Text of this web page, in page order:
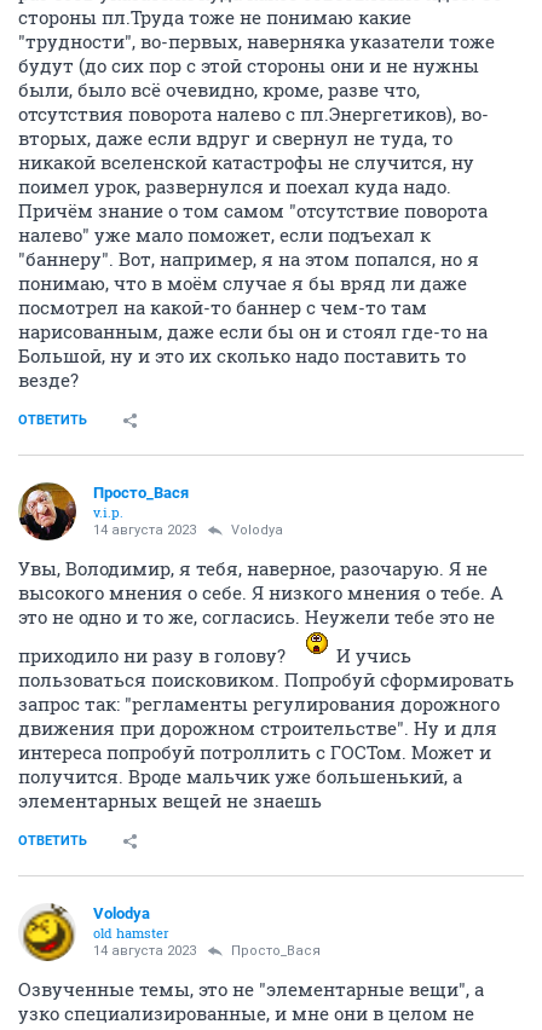
стороны пл.Труда тоже не понимаю какие
"трудности", во-первых, наверняка указатели тоже
будут (до сих пор с этой стороны они и не нужны
были, было всё очевидно, кроме, разве что,
отсутствия поворота налево с пл.Энергетиков), во-
вторых, даже если вдруг и свернул не туда, то
никакой вселенской катастрофы не случится, ну
поимел урок, развернулся и поехал куда надо.
Причём знание о том самом "отсутствие поворота
налево" уже мало поможет, если подъехал к
"баннеру". Вот, например, я на этом попался, но я
понимаю, что в моём случае я бы вряд ли даже
посмотрел на какой-то баннер с чем-то там
нарисованным, даже если бы он и стоял где-то на
Большой, ну и это их сколько надо поставить то
везде?
ОТВЕТИТЬ
Просто_Вася
v.i.p.
14 августа 2023 Volodya
Увы, Володимир, я тебя, наверное, разочарую. Я не
высокого мнения о себе. Я низкого мнения о тебе. А
это не одно и то же, согласись. Неужели тебе это не
приходило ни разу в голову?
И учись
пользоваться поисковиком. Попробуй сформировать
запрос так: "регламенты регулирования дорожного
движения при дорожном строительстве". Ну и для
интереса попробуй потроллить с ГОСТом. Может и
получится. Вроде мальчик уже большенький, а
элементарных вещей не знаешь
ОТВЕТИТЬ
Volodya
old hamster
14 августа 2023 Просто_Вася
Озвученные темы, это не "элементарные вещи", а
узко специализированные, и мне они в целом не